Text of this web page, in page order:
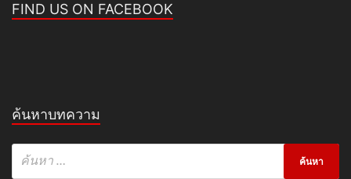
FIND US ON FACEBOOK
ค้นหาบทความ